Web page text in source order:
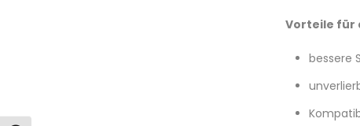
Vorteile für
bessere